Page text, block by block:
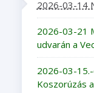
2026-03-14
2026-03-21
udvarán a
2026-03-
Koszorúzás